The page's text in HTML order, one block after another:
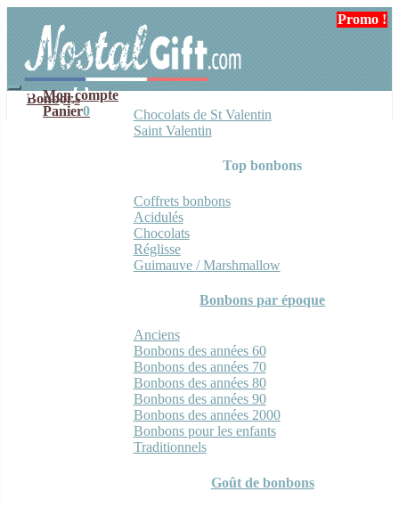
navigation
contenu
Mon compte
Panier0
Bonbons
Chocolats de St Valentin
Saint Valentin
Top bonbons
Coffrets bonbons
Acidulés
Chocolats
Réglisse
Guimauve / Marshmallow
Bonbons par époque
Anciens
Bonbons des années 60
Bonbons des années 70
Bonbons des années 80
Bonbons des années 90
Bonbons des années 2000
Bonbons pour les enfants
Traditionnels
Goût de bonbons
Promo !
Promo !
Promo !
Promo !
Promo !
Promo !
Promo !
Promo !